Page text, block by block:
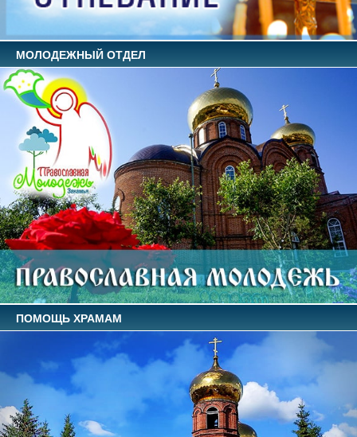
МОЛОДЕЖНЫЙ ОТДЕЛ
ПОМОЩЬ ХРАМАМ